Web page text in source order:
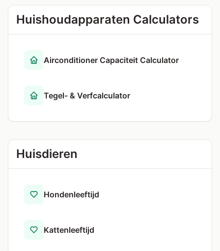
Huishoudapparaten Calculators
Airconditioner Capaciteit Calculator
Tegel- & Verfcalculator
Huisdieren
Hondenleeftijd
Kattenleeftijd